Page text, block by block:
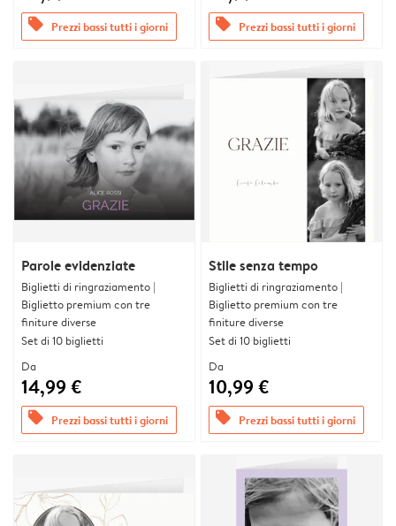
offers Prezzi bassi tutti i giorni offers Prezzi bassi tutti i giorni
Parole evidenziate
Biglietti di ringraziamento |
Biglietto premium con tre
finiture diverse
Set di 10 biglietti
Da
14,99 €
offers Prezzi bassi tutti i giorni
Stile senza tempo
Biglietti di ringraziamento |
Biglietto premium con tre
finiture diverse
Set di 10 biglietti
Da
10,99 €
offers Prezzi bassi tutti i giorni